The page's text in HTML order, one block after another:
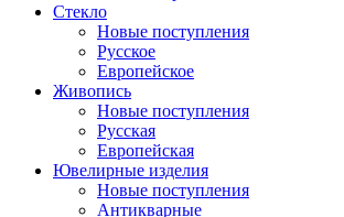
Стекло
Новые поступления
Русское
Европейское
Живопись
Новые поступления
Русская
Европейская
Ювелирные изделия
Новые поступления
Антикварные